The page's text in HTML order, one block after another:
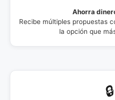
Ahorra
Recibe múltiples propuestas
la opción que
🔒